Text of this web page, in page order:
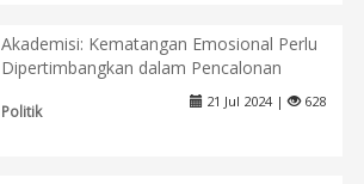
Akademisi: Kematangan Emosional Perlu
Dipertimbangkan dalam Pencalonan
Politik
21 Jul 2024 | 628